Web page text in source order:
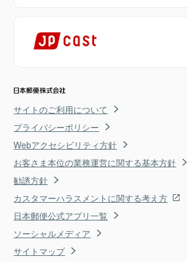
サイトのご利用について
プライバシーポリシー
Webアクセシビリティ方針
お客さま本位の業務運営に関する基本方針
勧誘方針
カスタマーハラスメントに関する考え方
日本郵便公式アプリ一覧
ソーシャルメディア
サイトマップ